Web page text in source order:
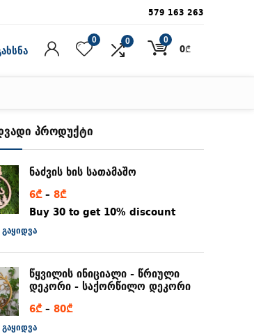
579 163 263
0 0 0
0₾
პროდუქტი
ნაძვის ხის სათამაშო
6₾ – 8₾Price
range:
Buy 30 to get 10% discount
წყვილის ინიციალი - წრიული
დეკორი - საქორწილო დეკორი
6₾ – 80₾Price